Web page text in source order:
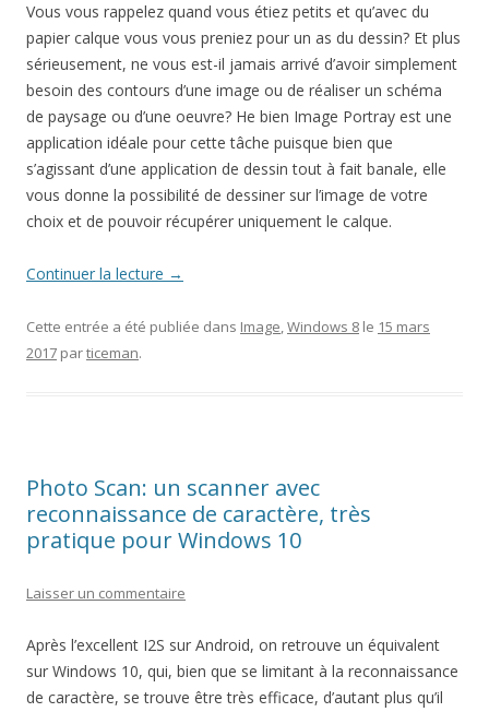
Vous vous rappelez quand vous étiez petits et qu’avec du
papier calque vous vous preniez pour un as du dessin? Et plus
sérieusement, ne vous est-il jamais arrivé d’avoir simplement
besoin des contours d’une image ou de réaliser un schéma
de paysage ou d’une oeuvre? He bien Image Portray est une
application idéale pour cette tâche puisque bien que
s’agissant d’une application de dessin tout à fait banale, elle
vous donne la possibilité de dessiner sur l’image de votre
choix et de pouvoir récupérer uniquement le calque.
Continuer la lecture →
Cette entrée a été publiée dans Image,Windows 8 le 15 mars
2017 particeman.
Photo Scan: un scanner avec
reconnaissance de caractère, très
pratique pour Windows 10
Laisser un commentaire
Après l’excellent I2S sur Android, on retrouve un équivalent
sur Windows 10, qui, bien que se limitant à la reconnaissance
de caractère, se trouve être très efficace, d’autant plus qu’il